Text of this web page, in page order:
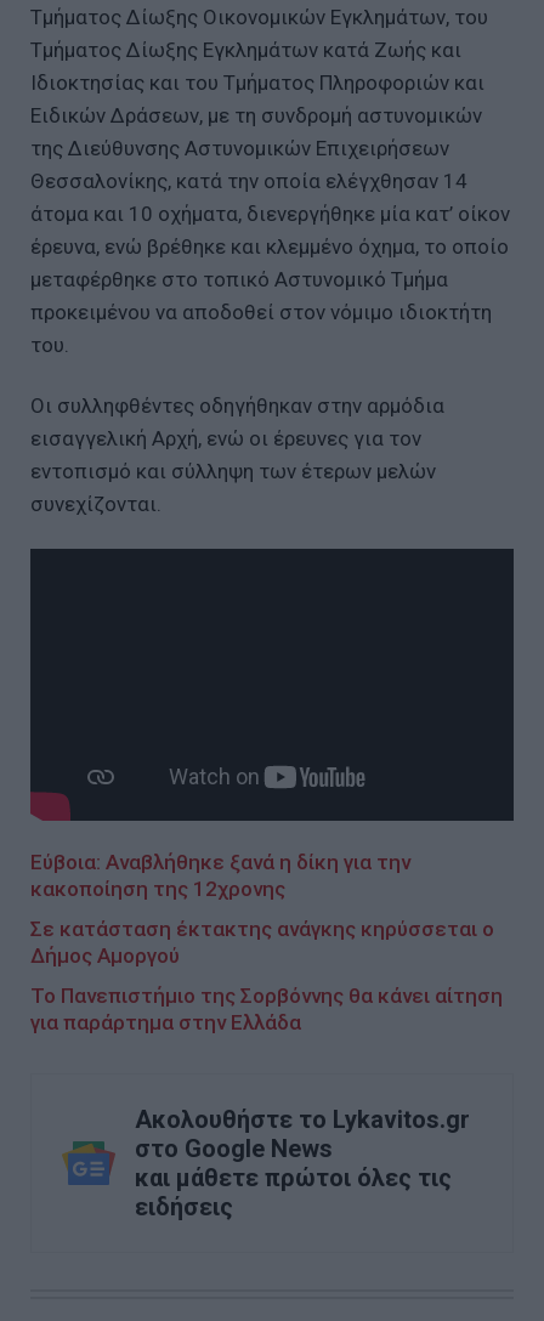
Τμήματος Δίωξης Οικονομικών Εγκλημάτων, του
Τμήματος Δίωξης Εγκλημάτων κατά Ζωής και
Ιδιοκτησίας και του Τμήματος Πληροφοριών και
Ειδικών Δράσεων, με τη συνδρομή αστυνομικών
της Διεύθυνσης Αστυνομικών Επιχειρήσεων
Θεσσαλονίκης, κατά την οποία ελέγχθησαν 14
άτομα και 10 οχήματα, διενεργήθηκε μία κατ’ οίκον
έρευνα, ενώ βρέθηκε και κλεμμένο όχημα, το οποίο
μεταφέρθηκε στο τοπικό Αστυνομικό Τμήμα
προκειμένου να αποδοθεί στον νόμιμο ιδιοκτήτη
του.
Οι συλληφθέντες οδηγήθηκαν στην αρμόδια
εισαγγελική Αρχή, ενώ οι έρευνες για τον
εντοπισμό και σύλληψη των έτερων μελών
συνεχίζονται.
Εύβοια: Αναβλήθηκε ξανά η δίκη για την
κακοποίηση της 12χρονης
Σε κατάσταση έκτακτης ανάγκης κηρύσσεται ο
Δήμος Αμοργού
To Πανεπιστήμιο της Σορβόννης θα κάνει αίτηση
για παράρτημα στην Ελλάδα
Ακολουθήστε το Lykavitos.gr
στο Google News
και μάθετε πρώτοι όλες τις
ειδήσεις